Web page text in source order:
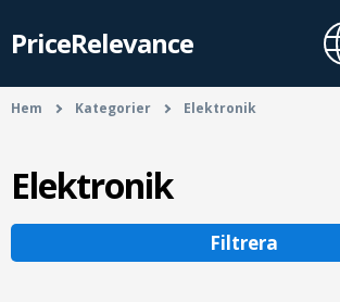
PriceRelevance
Hem Kategorier Elektronik
Elektronik
Filtrera